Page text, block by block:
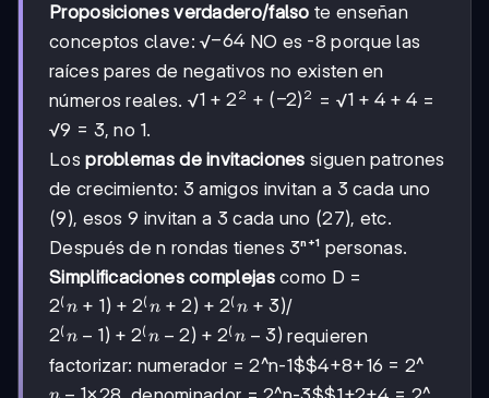
Proposiciones verdadero/falso te enseñan
conceptos clave: √-64
−64 NO es -8 porque las
raíces pares de negativos no existen en
números reales. √1+2²+
1 + 2 2 + (−2)2 = √1+4+4
1 + 4 + 4 =
√9 = 3, no 1.
Losproblemas de invitaciones siguen patrones
de crecimiento: 3 amigos invitan a 3 cada uno
(9), esos 9 invitan a 3 cada uno (27), etc.
Después de n rondas tienes 3ⁿ⁺¹ personas.
Simplificaciones complejascomo D =
2^(n+1)
+
2^(n+2)
+
2^(n+3)
2(n + 1) + 2(n + 2) + 2(n + 3)/
2^(n-
1) +
2^(n-
2(n − 1) + 2(n − 2) + 2(n − 3)requieren
factorizar: numerador = 2^n-1$$4+8+16 = 2^
n-− 1